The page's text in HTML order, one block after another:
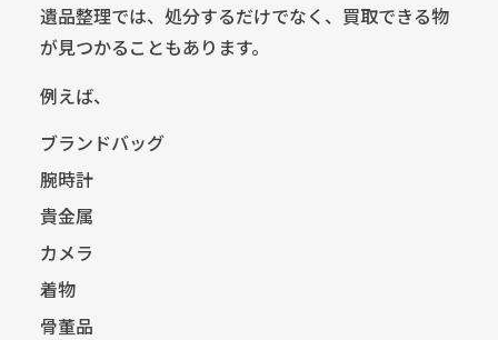
遺品整理では、処分するだけでなく、買取できる物
が見つかることもあります。
例えば、
ブランドバッグ
腕時計
貴金属
カメラ
着物
骨董品